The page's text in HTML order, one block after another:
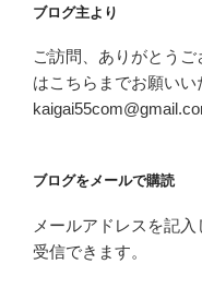
ブログ主より
ご訪問、ありがとう
はこちらまでお願いい
ブログをメールで購読
メールアドレスを記
受信できます。